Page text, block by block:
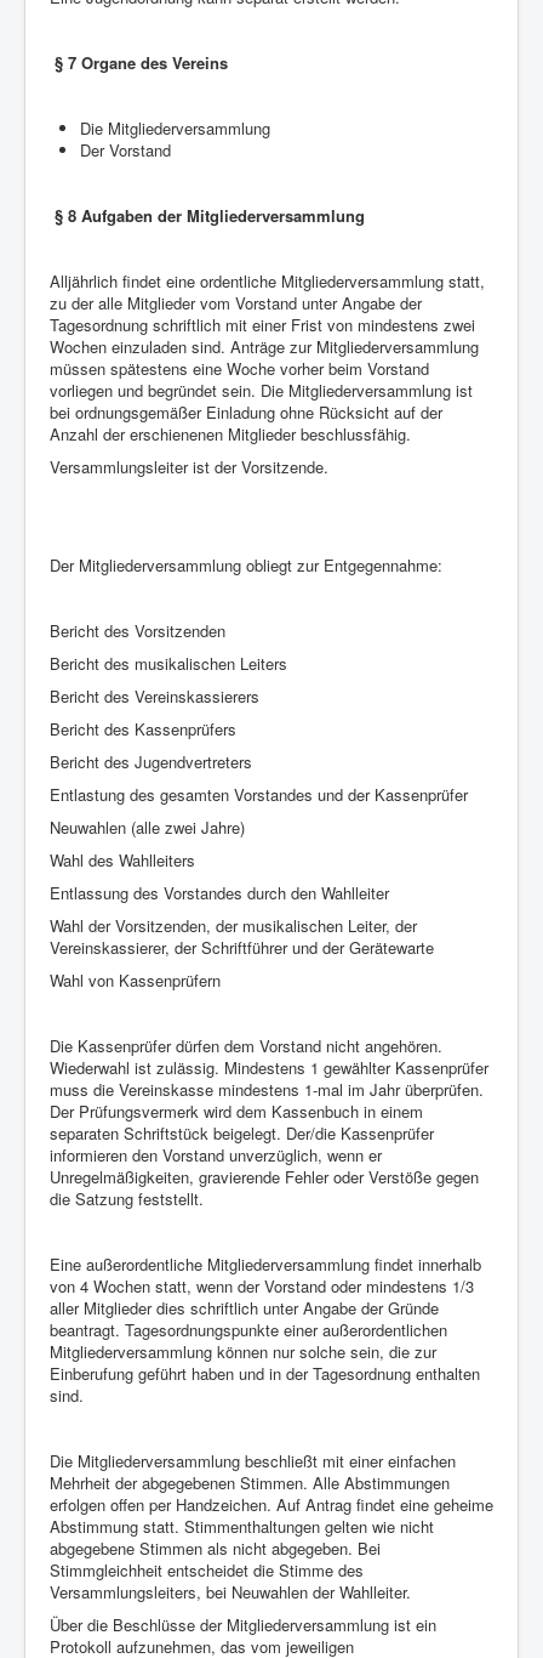
§ 7 Organe des Vereins
Die Mitgliederversammlung
Der Vorstand
§ 8 Aufgaben der Mitgliederversammlung
Alljährlich findet eine ordentliche Mitgliederversammlung statt,
zu der alle Mitglieder vom Vorstand unter Angabe der
Tagesordnung schriftlich mit einer Frist von mindestens zwei
Wochen einzuladen sind. Anträge zur Mitgliederversammlung
müssen spätestens eine Woche vorher beim Vorstand
vorliegen und begründet sein. Die Mitgliederversammlung ist
bei ordnungsgemäßer Einladung ohne Rücksicht auf der
Anzahl der erschienenen Mitglieder beschlussfähig.
Versammlungsleiter ist der Vorsitzende.
Der Mitgliederversammlung obliegt zur Entgegennahme:
Bericht des Vorsitzenden
Bericht des musikalischen Leiters
Bericht des Vereinskassierers
Bericht des Kassenprüfers
Bericht des Jugendvertreters
Entlastung des gesamten Vorstandes und der Kassenprüfer
Neuwahlen (alle zwei Jahre)
Wahl des Wahlleiters
Entlassung des Vorstandes durch den Wahlleiter
Wahl der Vorsitzenden, der musikalischen Leiter, der
Vereinskassierer, der Schriftführer und der Gerätewarte
Wahl von Kassenprüfern
Die Kassenprüfer dürfen dem Vorstand nicht angehören.
Wiederwahl ist zulässig. Mindestens 1 gewählter Kassenprüfer
muss die Vereinskasse mindestens 1-mal im Jahr überprüfen.
Der Prüfungsvermerk wird dem Kassenbuch in einem
separaten Schriftstück beigelegt. Der/die Kassenprüfer
informieren den Vorstand unverzüglich, wenn er
Unregelmäßigkeiten, gravierende Fehler oder Verstöße gegen
die Satzung feststellt.
Eine außerordentliche Mitgliederversammlung findet innerhalb
von 4 Wochen statt, wenn der Vorstand oder mindestens 1/3
aller Mitglieder dies schriftlich unter Angabe der Gründe
beantragt. Tagesordnungspunkte einer außerordentlichen
Mitgliederversammlung können nur solche sein, die zur
Einberufung geführt haben und in der Tagesordnung enthalten
sind.
Die Mitgliederversammlung beschließt mit einer einfachen
Mehrheit der abgegebenen Stimmen. Alle Abstimmungen
erfolgen offen per Handzeichen. Auf Antrag findet eine geheime
Abstimmung statt. Stimmenthaltungen gelten wie nicht
abgegebene Stimmen als nicht abgegeben. Bei
Stimmgleichheit entscheidet die Stimme des
Versammlungsleiters, bei Neuwahlen der Wahlleiter.
Über die Beschlüsse der Mitgliederversammlung ist ein
Protokoll aufzunehmen, das vom jeweiligen